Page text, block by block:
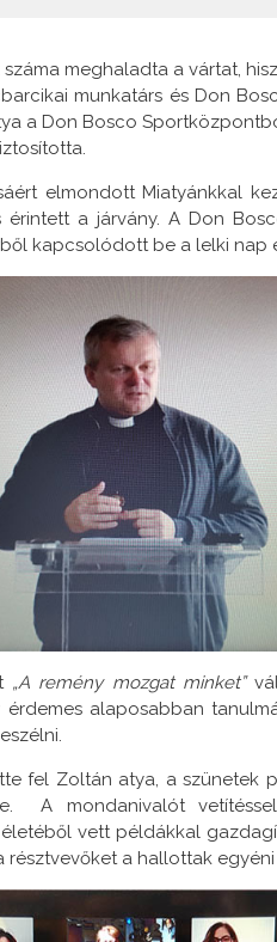
meghaladta a vártat,
munkatárs és Don
a Don Bosco
elmondott Miatyánkkal
a járvány. A Don
kapcsolódott be a lelki nap
„A remény mozgat minket”
alaposabban
fel Zoltán atya, a szünetek
A mondanivalót
vett példákkal
a hallottak